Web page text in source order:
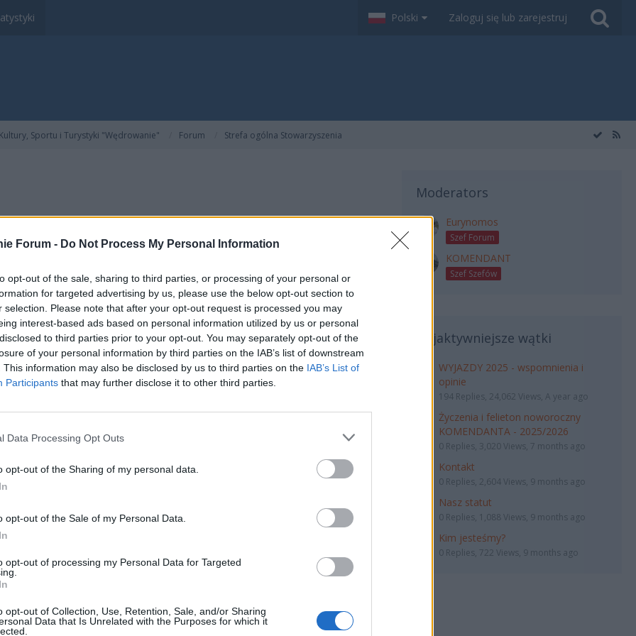
Forum - Do Not Process My Personal Information
opt-out of the sale, sharing to third parties, or processing of your personal or
for targeted advertising by us, please use the below opt-out section to
selection. Please note that after your opt-out request is processed you may
interest-based ads based on personal information utilized by us or personal
to third parties prior to your opt-out. You may separately opt-out of the
of your personal information by third parties on the IAB’s list of downstream
This information may also be disclosed by us to third parties on the IAB’s List of
Participants that may further disclose it to other third parties.
Data Processing Opt Outs
opt-out of the Sharing of my personal data.
opt-out of the Sale of my Personal Data.
opt-out of processing my Personal Data for Targeted
opt-out of Collection, Use, Retention, Sale, and/or Sharing
Data that Is Unrelated with the Purposes for which it
Polski Zaloguj się lub zarejestruj
Sportu i Turystyki "Wędrowanie" Forum Strefa ogólna Stowarzyszenia
-
+86
194
Agnieszka Błaszczyk
14 Dec 2025
+12
+9
+10
+6
Moderators
Eurynomos
Szef Forum
KOMENDANT
Szef Szefów
Najaktywniejsze wątki
WYJAZDY 2025 - wspomnienia i
opinie
194 Replies, 24,062 Views, A year ago
Życzenia i felieton noworoczny
KOMENDANTA - 2025/2026
0 Replies, 3,020 Views, 7 months ago
Kontakt
0 Replies, 2,604 Views, 9 months ago
Nasz statut
0 Replies, 1,088 Views, 9 months ago
Kim jesteśmy?
0 Replies, 722 Views, 9 months ago